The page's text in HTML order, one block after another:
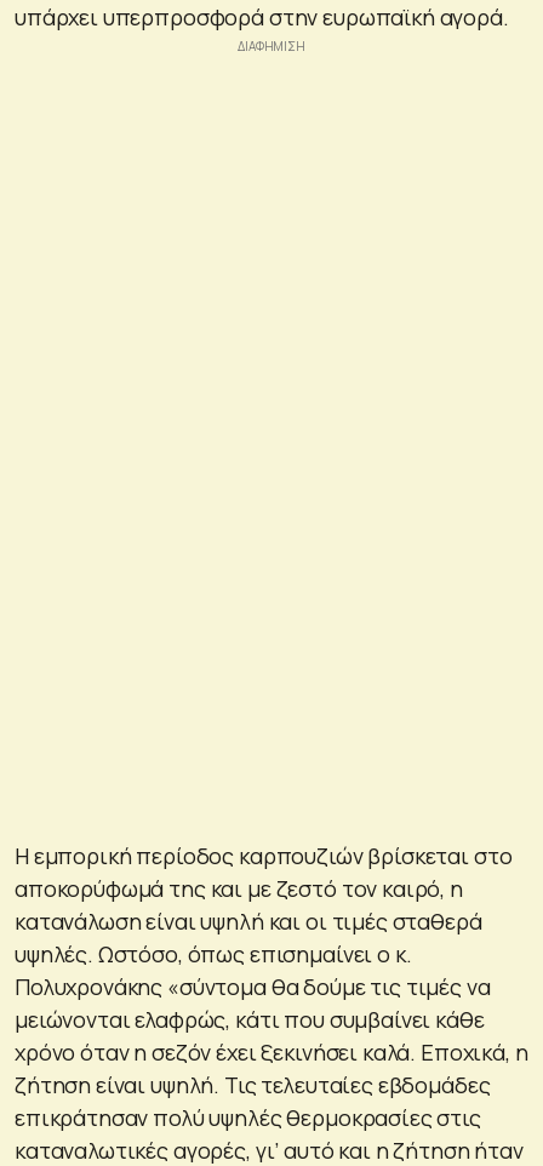
υπάρχει υπερπροσφορά στην ευρωπαϊκή αγορά.
Η εμπορική περίοδος καρπουζιών βρίσκεται στο
αποκορύφωμά της και με ζεστό τον καιρό, η
κατανάλωση είναι υψηλή και οι τιμές σταθερά
υψηλές. Ωστόσο, όπως επισημαίνει ο κ.
Πολυχρονάκης «σύντομα θα δούμε τις τιμές να
μειώνονται ελαφρώς, κάτι που συμβαίνει κάθε
χρόνο όταν η σεζόν έχει ξεκινήσει καλά. Εποχικά, η
ζήτηση είναι υψηλή. Τις τελευταίες εβδομάδες
επικράτησαν πολύ υψηλές θερμοκρασίες στις
καταναλωτικές αγορές, γι’ αυτό και η ζήτηση ήταν